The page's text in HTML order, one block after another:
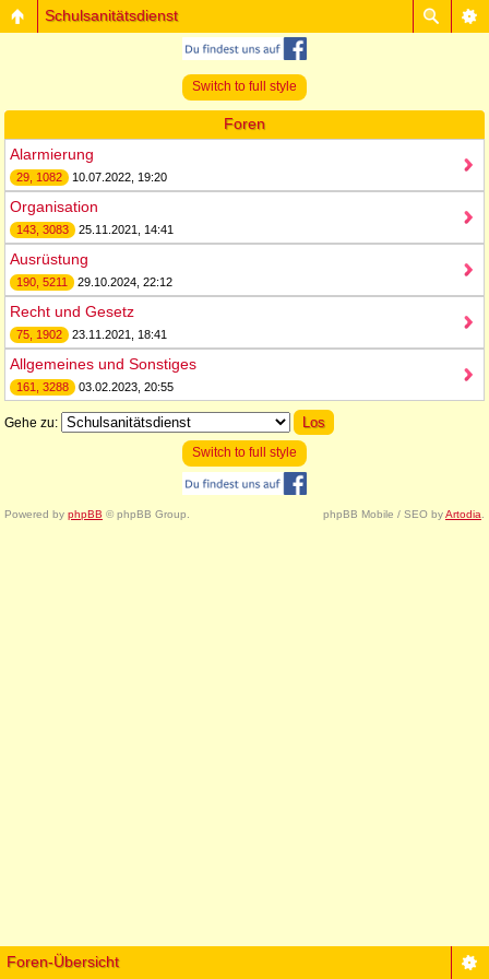
Schulsanitätsdienst
Switch to full style
Foren
Alarmierung
29, 1082 10.07.2022, 19:20
Organisation
143, 3083 25.11.2021, 14:41
Ausrüstung
190, 5211 29.10.2024, 22:12
Recht und Gesetz
75, 1902 23.11.2021, 18:41
Allgemeines und Sonstiges
161, 3288 03.02.2023, 20:55
Gehe zu:
Switch to full style
Powered by phpBB © phpBB Group. phpBB Mobile / SEO byArtodia
Foren-Übersicht